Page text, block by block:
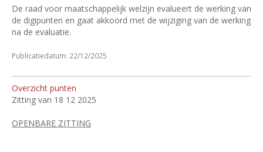
De raad voor maatschappelijk welzijn evalueert de werking van
de digipunten en gaat akkoord met de wijziging van de werking
na de evaluatie.
Publicatiedatum: 22/12/2025
Overzicht punten
Zitting van 18 12 2025
OPENBARE ZITTING